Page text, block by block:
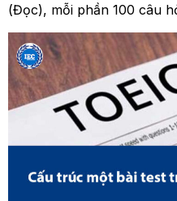
(Đọc), mỗi phần 100 câu